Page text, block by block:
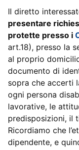
Il diretto
presentare
protette presso i
art.18), presso la
al proprio
documento di
sopra che accerti
ogni persona
lavorative, le
predisposizioni, il
Ricordiamo che
dipendente, e